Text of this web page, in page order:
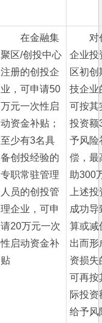
在金融集
聚区/创投中心
注册的创投企
业，可申请50
万元一次性启
动资金补贴；
至少有3名具
备创投经验的
专职常驻管理
人员的创投管
理企业，可申
请20万元一次
性启动资金补
贴
对
企业投
区初创
技企业
可按其
投资额
予风险
偿，最
助300
上述
成功导
算或减
出而形
资损失
可再按
际投资
给予风